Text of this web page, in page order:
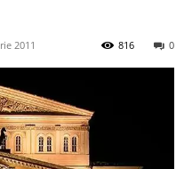
2011 0
816